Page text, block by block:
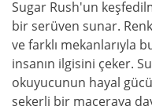
Sugar Rush'un
bir serüven sunar.
ve farklı mekanlarıyla
insanın ilgisini çeker.
okuyucunun hayal
şekerli bir maceraya